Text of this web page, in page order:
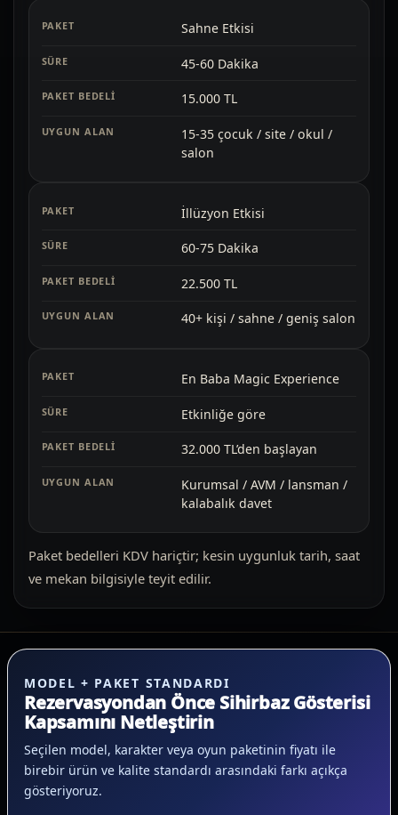
Sahne Etkisi
45-60 Dakika
15.000 TL
15-35 çocuk / site / okul /
salon
İllüzyon Etkisi
60-75 Dakika
22.500 TL
40+ kişi / sahne / geniş salon
En Baba Magic Experience
Etkinliğe göre
32.000 TL’den başlayan
Kurumsal / AVM / lansman /
kalabalık davet
Paket bedelleri KDV hariçtir; kesin uygunluk tarih, saat
ve mekan bilgisiyle teyit edilir.
MODEL + PAKET STANDARDI
Rezervasyondan Önce Sihirbaz Gösterisi
Kapsamını Netleştirin
Seçilen model, karakter veya oyun paketinin fiyatı ile
birebir ürün ve kalite standardı arasındaki farkı açıkça
gösteriyoruz.